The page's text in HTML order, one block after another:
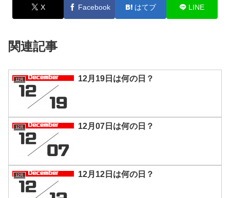
X Facebook はてブ LINE
関連記事
12月 12月19日は何の日？
12月 12月07日は何の日？
12月 12月12日は何の日？